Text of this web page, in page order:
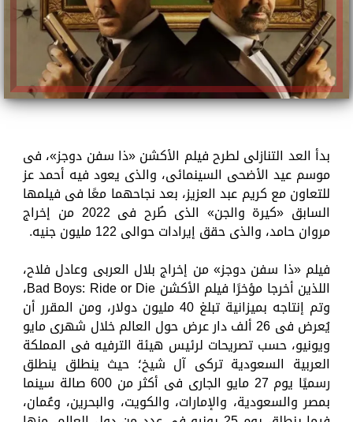
بدأ العد التنازلى لطرح فيلم الأكشن «ذا سفن دوجز»، فى
موسم عيد الأضحى السينمائى، والذى يعود فيه أحمد عز
للتعاون مع كريم عبد العزيز، بعد نجاحهما معًا فى فيلمها
السابق «كيرة والجن» الذى طُرح فى 2022 من إخراج
مروان حامد، والذى حقق إيرادات حوالى 122 مليون جنيه.
فيلم «ذا سفن دوجز» من إخراج بلال العربى وعادل فلاح،
اللذين أخرجا مؤخرًا فيلم الأكشن Bad Boys: Ride or Die،
وتم إنتاجه بميزانية تبلغ 40 مليون دولار، ومن المقرر أن
يُعرض فى 26 ألف دار عرض حول العالم خلال شهرى مايو
ويونيو، حسب تصريحات لرئيس هيئة الترفيه فى المملكة
العربية السعودية تركى آل شيخ؛ حيث ينطلق ينطلق
رسميًا يوم 27 مايو الجارى فى أكثر من 600 صالة سينما
بمصر والسعودية، والإمارات، والكويت، والبحرين، وعُمان،